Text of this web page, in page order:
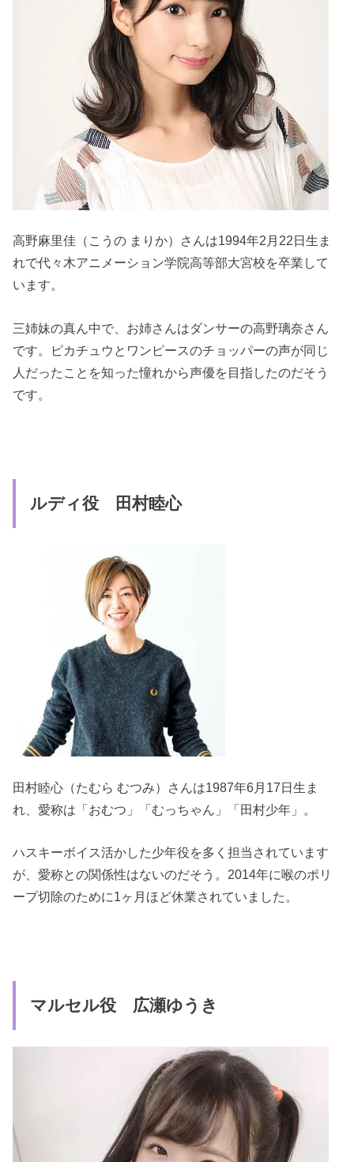
高野麻里佳（こうの まりか）さんは1994年2月22日生ま
れで代々木アニメーション学院高等部大宮校を卒業して
います。
三姉妹の真ん中で、お姉さんはダンサーの高野璃奈さん
です。ピカチュウとワンピースのチョッパーの声が同じ
人だったことを知った憧れから声優を目指したのだそう
です。
ルディ役 田村睦心
田村睦心（たむら むつみ）さんは1987年6月17日生ま
れ、愛称は「おむつ」「むっちゃん」「田村少年」。
ハスキーボイス活かした少年役を多く担当されています
が、愛称との関係性はないのだそう。2014年に喉のポリ
ープ切除のために1ヶ月ほど休業されていました。
マルセル役 広瀬ゆうき